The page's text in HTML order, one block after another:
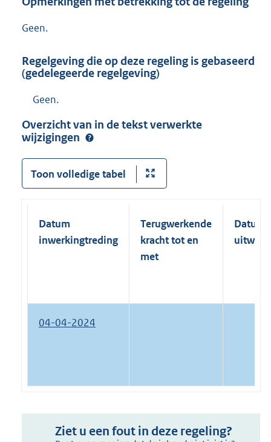
Geen.
Regelgeving die op deze regeling is gebaseerd
(gedelegeerde regelgeving)
Geen.
Overzicht van in de tekst verwerkte
wijzigingen
Toon volledige tabel
Datum
inwerkingtreding
Terugwerkende
kracht tot en
met
Datum
04-04-2024
Ziet u een fout in deze regeling?